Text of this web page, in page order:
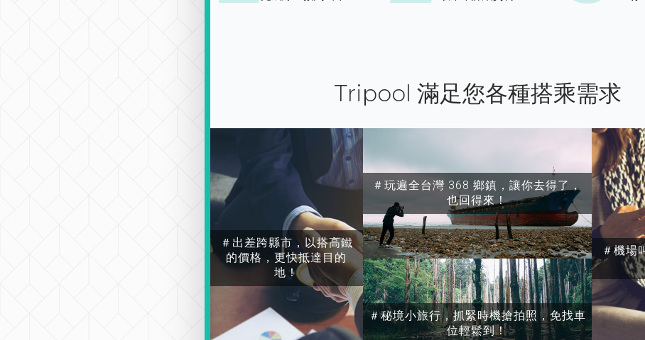
Tripool 滿足您各種搭乘需求
＃出差跨縣市，以搭高鐵
的價格，更快抵達目的
地！
＃玩遍全台灣 368 鄉鎮，讓你去得了，
也回得來！
＃秘境小旅行，抓緊時機搶拍照，免找車
位輕鬆到！
＃機場